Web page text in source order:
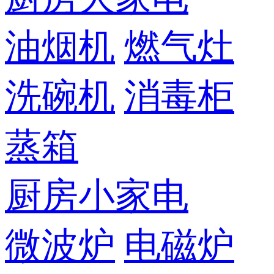
油烟机 燃气灶
洗碗机 消毒柜
蒸箱
厨房小家电
微波炉 电磁炉